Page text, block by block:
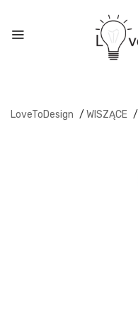
LoveToDesign / WISZĄCE /